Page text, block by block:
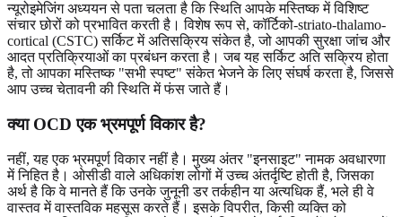
न्यूरोइमेजिंग अध्ययन से पता चलता है कि स्थिति आपके मस्तिष्क में विशिष्ट
संचार छोरों को प्रभावित करती है। विशेष रूप से, कॉर्टिको-striato-thalamo-
cortical (CSTC) सर्किट में अतिसक्रिय संकेत है, जो आपकी सुरक्षा जांच और
आदत प्रतिक्रियाओं का प्रबंधन करता है। जब यह सर्किट अति सक्रिय होता
है, तो आपका मस्तिष्क "सभी स्पष्ट" संकेत भेजने के लिए संघर्ष करता है, जिससे
आप उच्च चेतावनी की स्थिति में फंस जाते हैं।
क्या OCD एक भ्रमपूर्ण विकार है?
नहीं, यह एक भ्रमपूर्ण विकार नहीं है। मुख्य अंतर "इनसाइट" नामक अवधारणा
में निहित है। ओसीडी वाले अधिकांश लोगों में उच्च अंतर्दृष्टि होती है, जिसका
अर्थ है कि वे मानते हैं कि उनके जुनूनी डर तर्कहीन या अत्यधिक हैं, भले ही वे
वास्तव में वास्तविक महसूस करते हैं। इसके विपरीत, किसी व्यक्ति को